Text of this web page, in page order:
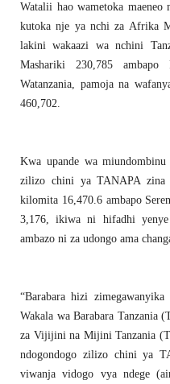
Watalii hao wametoka
kutoka nje ya nchi za Afrika
lakini wakaazi wa nchini
Mashariki 230,785
Watanzania, pamoja na
460,702.
Kwa upande wa
zilizo chini ya TANAPA zina
kilomita 16,470.6 ambapo
3,176, ikiwa ni hifadhi
ambazo ni za udongo ama
“Barabara hizi
Wakala wa Barabara Tanzania
za Vijijini na Mijini Tanzania
ndogondogo zilizo chini ya
viwanja vidogo vya ndege